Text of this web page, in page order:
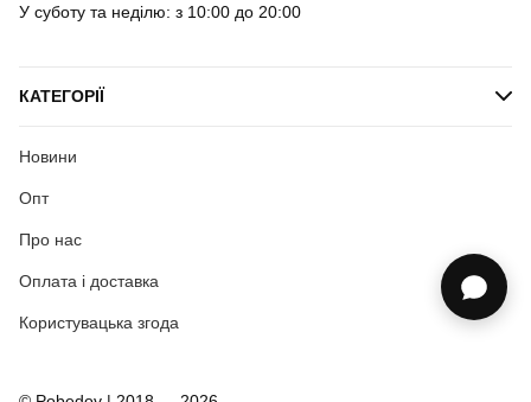
У суботу та неділю: з 10:00 до 20:00
КАТЕГОРІЇ
Новини
Опт
Про нас
Оплата і доставка
Користувацька згода